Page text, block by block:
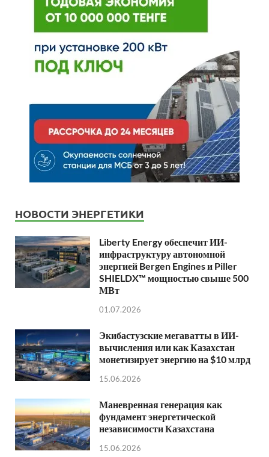
НОВОСТИ ЭНЕРГЕТИКИ
Liberty Energy обеспечит ИИ-
инфраструктуру автономной
энергией Bergen Engines и Piller
SHIELDX™ мощностью свыше 500
МВт
01.07.2026
Экибастузские мегаватты в ИИ-
вычисления или как Казахстан
монетизирует энергию на $10 млрд
15.06.2026
Маневренная генерация как
фундамент энергетической
независимости Казахстана
15.06.2026